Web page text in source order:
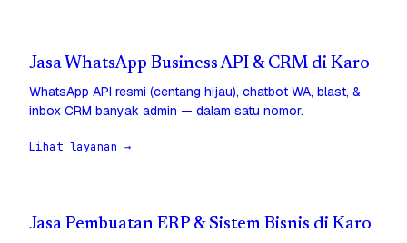
Jasa WhatsApp Business API & CRM di Karo
WhatsApp API resmi (centang hijau), chatbot WA, blast, &
inbox CRM banyak admin — dalam satu nomor.
Lihat layanan →
Jasa Pembuatan ERP & Sistem Bisnis di Karo